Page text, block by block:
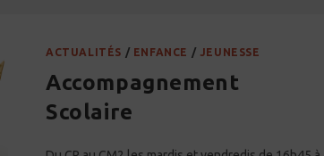
ACTUALITÉS / ENFANCE / JEUNESSE
Accompagnement
Scolaire